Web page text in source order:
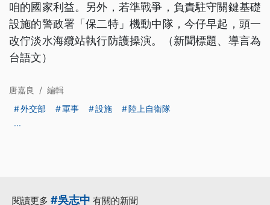
咱的國家利益。另外，若準戰爭，負責駐守關鍵基礎
設施的警政署「保二特」機動中隊，今仔早起，頭一
改佇淡水海纜站執行防護操演。（新聞標題、導言為
台語文）
唐嘉良 / 編輯
外交部
軍事 設施
陸上自衛隊
...
閱讀更多 #吳志中 有關的新聞